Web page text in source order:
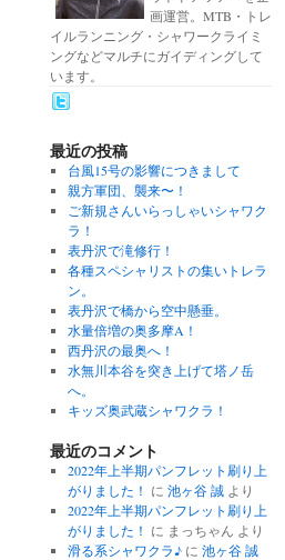
画運営。MTB・トレ
イルランニング・シャワークライミ
ングなどマルチにガイディングして
います。
最近の投稿
台風15号の影響につきまして
親方軍団、襲来〜！
ご新規さんいらっしゃいシャワク
ラ！
表丹沢で滝修行！
各種スペシャリストの集いトレラ
ン。
表丹沢で橋から空中懸垂。
水量倍増の奥多摩A！
西丹沢の最奥へ！
水無川本谷を突き上げて塔ノ岳
へ。
キッズ奥武蔵シャワクラ！
最近のコメント
2022年上半期パンフレット刷り上
がりました！ に 池ヶ谷 誠より
2022年上半期パンフレット刷り上
がりました！ に まっちゃん より
滑る系シャワクラ♪に 池ヶ谷 誠